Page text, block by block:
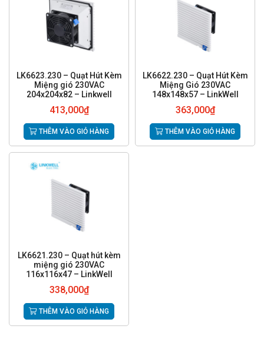
LK6623.230 – Quạt Hút Kèm
Miệng gió 230VAC
204x204x82 – Linkwell
413,000₫
THÊM VÀO GIỎ HÀNG
LK6622.230 – Quạt Hút Kèm
Miệng Gió 230VAC
148x148x57 – LinkWell
363,000₫
THÊM VÀO GIỎ HÀNG
LK6621.230 – Quạt hút kèm
miệng gió 230VAC
116x116x47 – LinkWell
338,000₫
THÊM VÀO GIỎ HÀNG